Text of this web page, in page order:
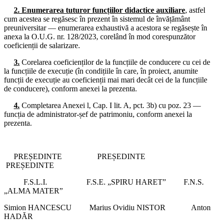
26.06.2024
Consiliul de administrație al I.S.J. Hunedoara
17.06.2024
14.06.2024
Consiliul de administrație al I.S.J. Hunedoara
Consiliul Liderilor și Biroul Executiv S.I.P. Județul Hunedoara
10.06.2024
03.06.2024
Consiliul de administrație al I.S.J. Hunedoara
29.05.2024
Biroul Executiv S.I.P. Județul Hunedoara
27.05.2024
Consiliul de administrație al I.S.J. Hunedoara
2. Enumerarea tuturor funcțiilor didactice auxiliare, astfel
cum acestea se regăsesc în prezent în sistemul de învățământ
preuniversitar — enumerarea exhaustivă a acestora se regăsește în
anexa la O.U.G. nr. 128/2023, corelând în mod corespunzător
coeficienții de salarizare.
3. Corelarea coeficienților de la funcțiile de conducere cu cei de
la funcțiile de execuție (în condițiile în care, în proiect, anumite
funcții de execuție au coeficienții mai mari decât cei de la funcțiile
de conducere), conform anexei la prezenta.
4. Completarea Anexei l, Cap. I lit. A, pct. 3b) cu poz. 23 —
funcția de administrator-șef de patrimoniu, conform anexei la
prezenta.
PREȘEDINTE PREȘEDINTE
PREȘEDINTE
F.S.L.I. F.S.E. „SPIRU HARET” F.N.S.
„ALMA MATER”
Simion HANCESCU Marius Ovidiu NISTOR Anton
HADĂR